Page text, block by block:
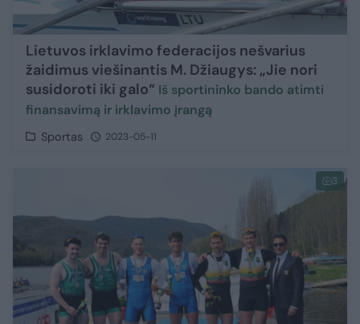
Lietuvos irklavimo federacijos nešvarius
žaidimus viešinantis M. Džiaugys: „Jie nori
susidoroti iki galo“ Iš sportininko bando atimti
finansavimą ir irklavimo įrangą
Sportas 2023-05-11
3